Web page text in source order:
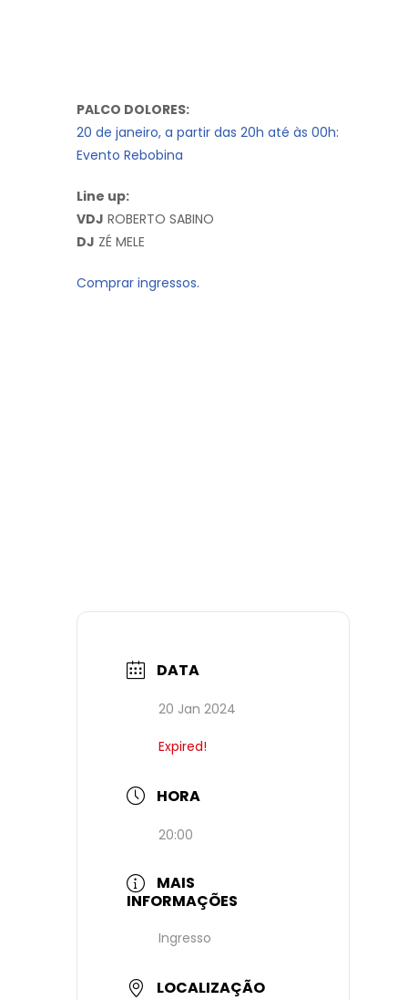
PALCO DOLORES:
20 de janeiro, a partir das 20h até às 00h:
Evento Rebobina
Line up:
VDJ ROBERTO SABINO
DJ ZÉ MELE
Comprar ingressos.
DATA
20 Jan 2024
Expired!
HORA
20:00
MAIS
INFORMAÇÕES
Ingresso
LOCALIZAÇÃO